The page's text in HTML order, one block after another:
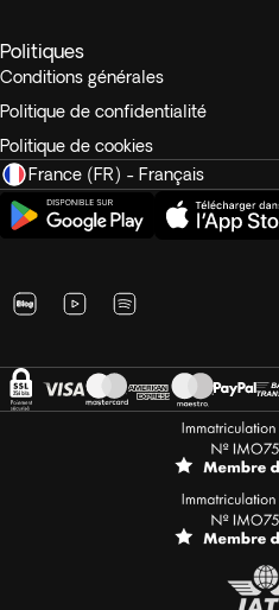
Politiques
Conditions générales
Politique de confidentialité
Politique de cookies
France (FR) - Français